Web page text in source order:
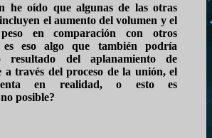
he oído que algunas de las otras
el aumento del volumen y el
en comparación con otros
es eso algo que también podría
resultado del aplanamiento de
a través del proceso de la unión, el
en realidad, o esto es
posible?